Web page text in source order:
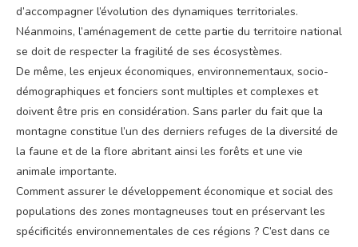
d’accompagner l’évolution des dynamiques territoriales.
Néanmoins, l’aménagement de cette partie du territoire national
se doit de respecter la fragilité de ses écosystèmes.
De même, les enjeux économiques, environnementaux, socio-
démographiques et fonciers sont multiples et complexes et
doivent être pris en considération. Sans parler du fait que la
montagne constitue l’un des derniers refuges de la diversité de
la faune et de la flore abritant ainsi les forêts et une vie
animale importante.
Comment assurer le développement économique et social des
populations des zones montagneuses tout en préservant les
spécificités environnementales de ces régions ? C’est dans ce